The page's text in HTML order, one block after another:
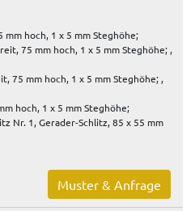
hoch, 1 x 5 mm Steghöhe;
75 mm hoch, 1 x 5 mm Steghöhe; ,
75 mm hoch, 1 x 5 mm Steghöhe; ,
hoch, 1 x 5 mm Steghöhe;
Nr. 1, Gerader-Schlitz, 85 x 55 mm
Muster & Anfrage